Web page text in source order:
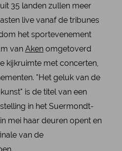
35 landen zullen meer
live vanaf de tribunes
het sportevenement
van Akenomgetoverd
kijkruimte met concerten,
"Het geluk van de
is de titel van een
in het Suermondt-
mei haar deuren opent en
van de